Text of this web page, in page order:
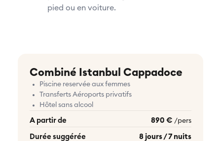
pied ou en voiture.
Combiné Istanbul Cappadoce
Piscine reservée aux femmes
Transferts Aéroports privatifs
Hôtel sans alcool
A partir de 890 € /pers
Durée suggérée 8 jours / 7 nuits